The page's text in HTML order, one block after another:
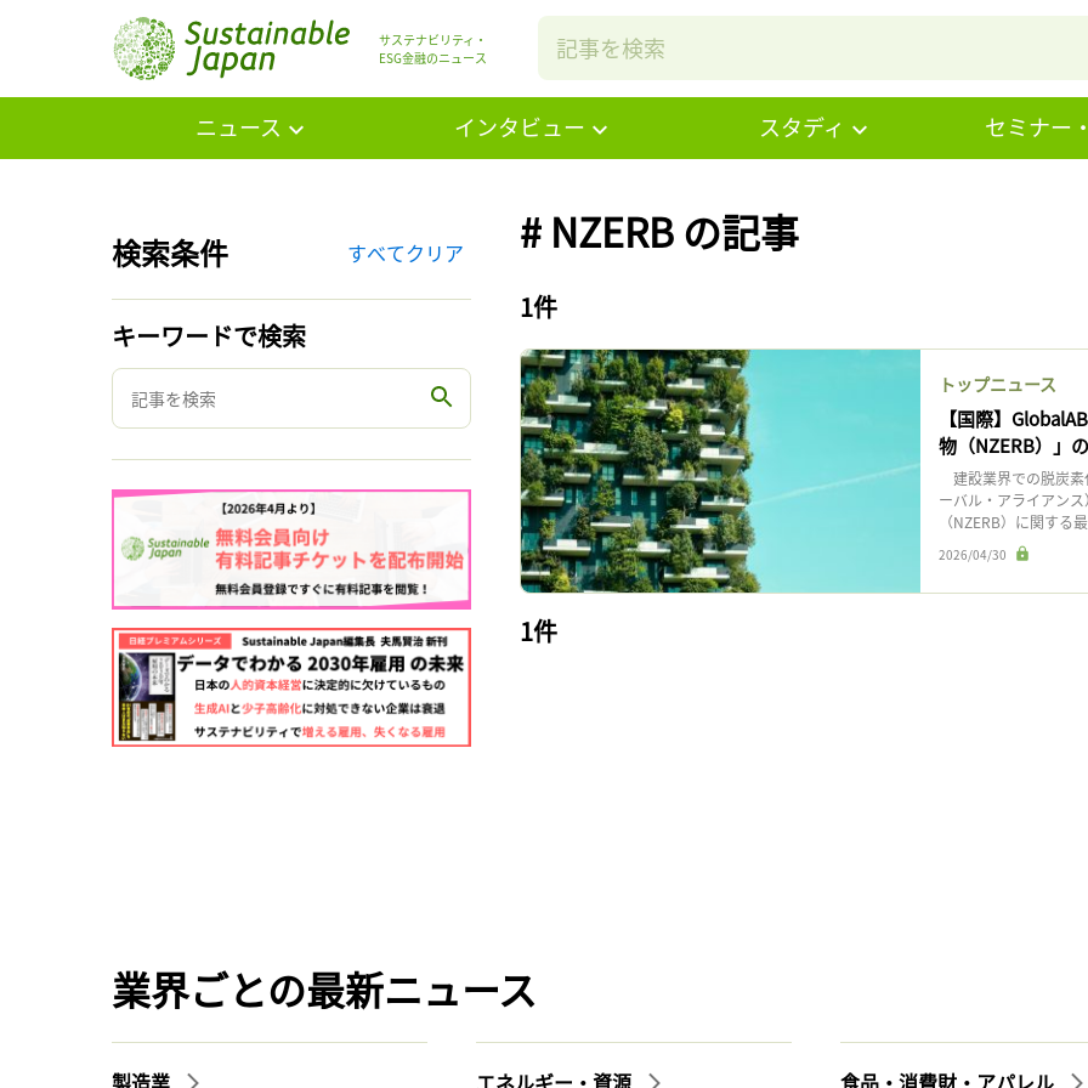
サステナビリティ・
ESG金融のニュース
ニュース インタビュー スタディ セミナー
検索条件 すべてクリア
キーワードで検索
# NZERB の記事
1件
トップニュース
【国際】
物（NZERB）」
建設業界での脱炭素
ーバル・アライアン
（NZERB）に関す
2026/04/30
1件
業界ごとの最新ニュース